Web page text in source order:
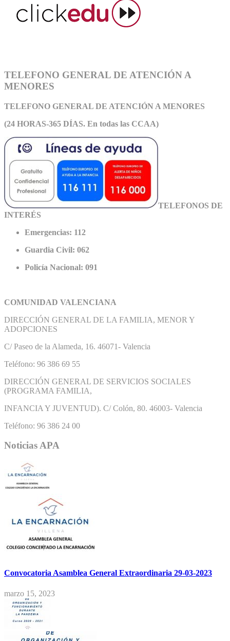
TELEFONO GENERAL DE ATENCIÓN A
MENORES
TELEFONO GENERAL DE ATENCIÓN A MENORES
(24 HORAS-365 DÍAS. En todas las CCAA)
TELEFONOS DE
INTERÉS
Emergencias: 112
Guardia Civil: 062
Policía Nacional: 091
COMUNIDAD VALENCIANA
DIRECCIÓN GENERAL DE LA FAMILIA, MENOR Y
ADOPCIONES
C/ Paseo de la Alameda, 16. 46071- Valencia
Teléfono: 96 386 69 55
DIRECCIÓN GENERAL DE SERVICIOS SOCIALES
(PROGRAMA FAMILIA,
INFANCIA Y JUVENTUD). C/ Colón, 80. 46003- Valencia
Teléfono: 96 386 24 00
Noticias APA
Convocatoria Asamblea General Extraordinaria 29-03-2023
marzo 15, 2023